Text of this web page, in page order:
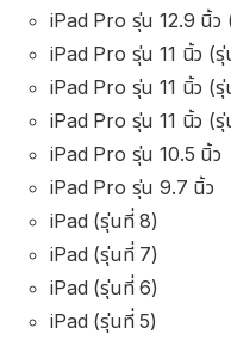
iPad Pro รุ่น 12.9 นิ้ว
iPad Pro รุ่น 11 นิ้ว (
iPad Pro รุ่น 11 นิ้ว (
iPad Pro รุ่น 11 นิ้ว (รุ่
iPad Pro รุ่น 10.5 นิ้ว
iPad Pro รุ่น 9.7 นิ้ว
iPad (รุ่นที่ 8)
iPad (รุ่นที่ 7)
iPad (รุ่นที่ 6)
iPad (รุ่นที่ 5)